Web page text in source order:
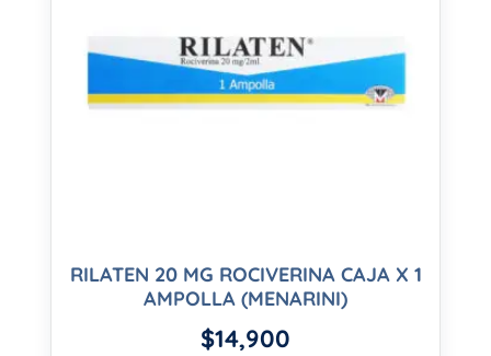
RILATEN 20 MG ROCIVERINA CAJA X 1
AMPOLLA (MENARINI)
$14,900